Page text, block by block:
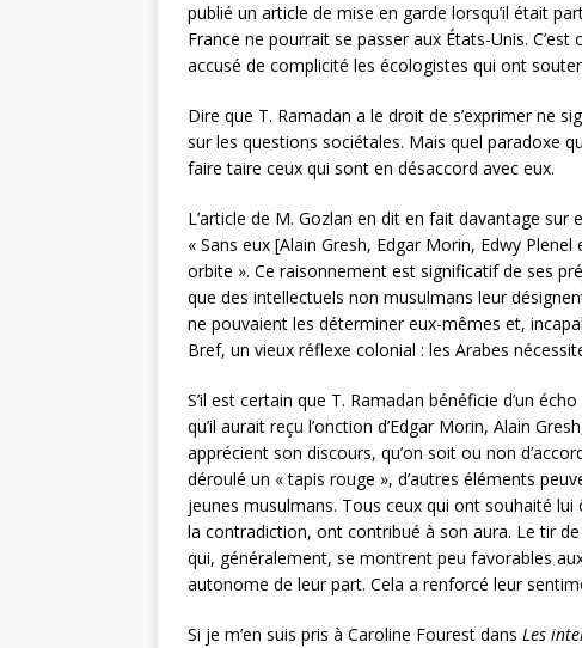
publié un article de mise en garde lorsqu’il était
France ne pourrait se passer aux États-Unis.
accusé de complicité les écologistes qui ont
Dire que T. Ramadan a le droit de s’exprimer ne
sur les questions sociétales. Mais quel paradoxe
faire taire ceux qui sont en désaccord avec eux.
L’article de M. Gozlan en dit en fait davantage sur
« Sans eux [Alain Gresh, Edgar Morin, Edwy
orbite ». Ce raisonnement est significatif de ses
que des intellectuels non musulmans leur
ne pouvaient les déterminer eux-mêmes et,
Bref, un vieux réflexe colonial : les Arabes
S’il est certain que T. Ramadan bénéficie d’un
qu’il aurait reçu l’onction d’Edgar Morin, Alain
apprécient son discours, qu’on soit ou non
déroulé un « tapis rouge », d’autres éléments
jeunes musulmans. Tous ceux qui ont souhaité
la contradiction, ont contribué à son aura. Le tir
qui, généralement, se montrent peu favorables
autonome de leur part. Cela a renforcé leur
Si je m’en suis pris à Caroline Fourest dans Les